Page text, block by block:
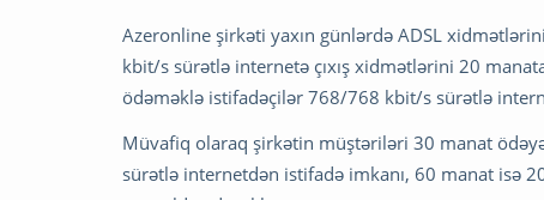
Azeronline şirkəti yaxın günlərdə ADSL
kbit/s sürətlə internetə çıxış xidmətlərini 20
ödəməklə istifadəçilər 768/768 kbit/s sürətlə
Müvafiq olaraq şirkətin müştəriləri 30 manat
sürətlə internetdən istifadə imkanı, 60 manat isə